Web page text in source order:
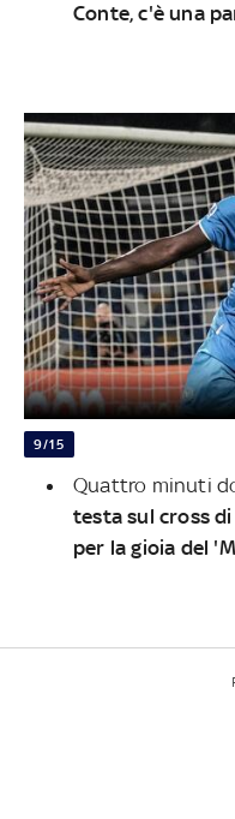
Conte, c'è una
9/15
Quattro minuti
testa sul cross
per la gioia del